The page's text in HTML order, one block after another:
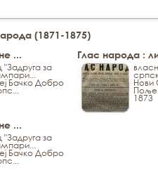
(1871-1875)
...
"Задруга за
Бачко Добро
Глас народа :
Нови
Поље
1873
...
"Задруга за
Бачко Добро